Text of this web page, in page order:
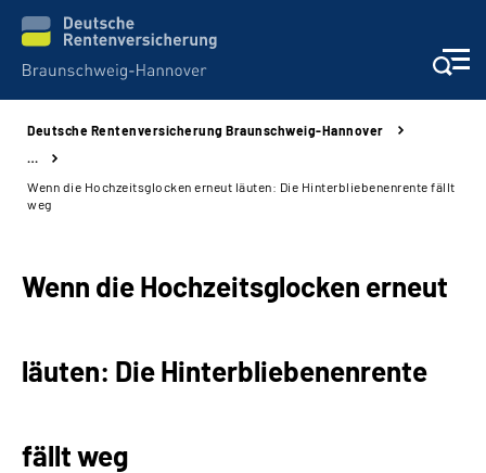
Beratung und Kontakt
Presse
Über uns
Deutsche Rentenversicherung Braunschweig-Hannover
…
Wenn die Hochzeitsglocken erneut läuten: Die Hinterbliebenenrente fällt
weg
Wenn die Hochzeitsglocken erneut
läuten: Die Hinterbliebenenrente
fällt weg